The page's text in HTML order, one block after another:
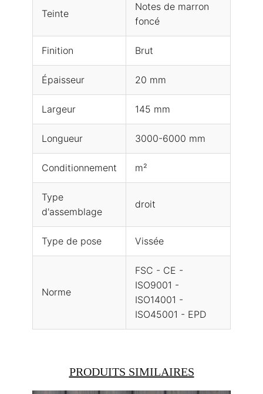
Teinte
Notes de marron
foncé
Finition Brut
Épaisseur 20 mm
Largeur 145 mm
Longueur 3000-6000 mm
Conditionnement m²
Type
d'assemblage
droit
Type de pose Vissée
Norme
FSC - CE -
ISO9001 -
ISO14001 -
ISO45001 - EPD
PRODUITS SIMILAIRES